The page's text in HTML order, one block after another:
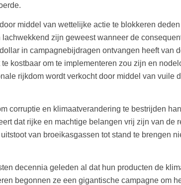
middel van wettelijke actie te blokkeren
zijn geweest wanneer de
in campagnebijdragen ontvangen heeft van
kostbaar om te implementeren zou zijn en
rijkdom wordt verkocht door middel van vuile
corruptie en klimaatverandering te bestrijden
dat rijke en machtige belangen vrij zijn van
van broeikasgassen tot stand te brengen
decennia geleden al dat hun producten de
begonnen ze een gigantische campagne om